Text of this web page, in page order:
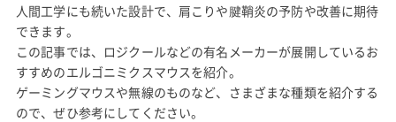
人間工学にも続いた設計で、肩こりや腱鞘炎の予防や改善に期待
できます。
この記事では、ロジクールなどの有名メーカーが展開しているお
すすめのエルゴニミクスマウスを紹介。
ゲーミングマウスや無線のものなど、さまざまな種類を紹介する
ので、ぜひ参考にしてください。